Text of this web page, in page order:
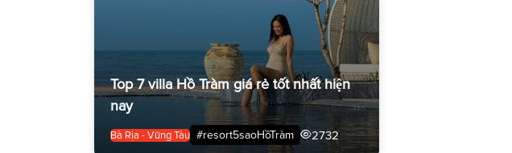
Top 7 villa Hồ Tràm giá rẻ tốt nhất hiện
nay
Bà Rịa - Vũng Tàu #resort5saoHồTràm 2732